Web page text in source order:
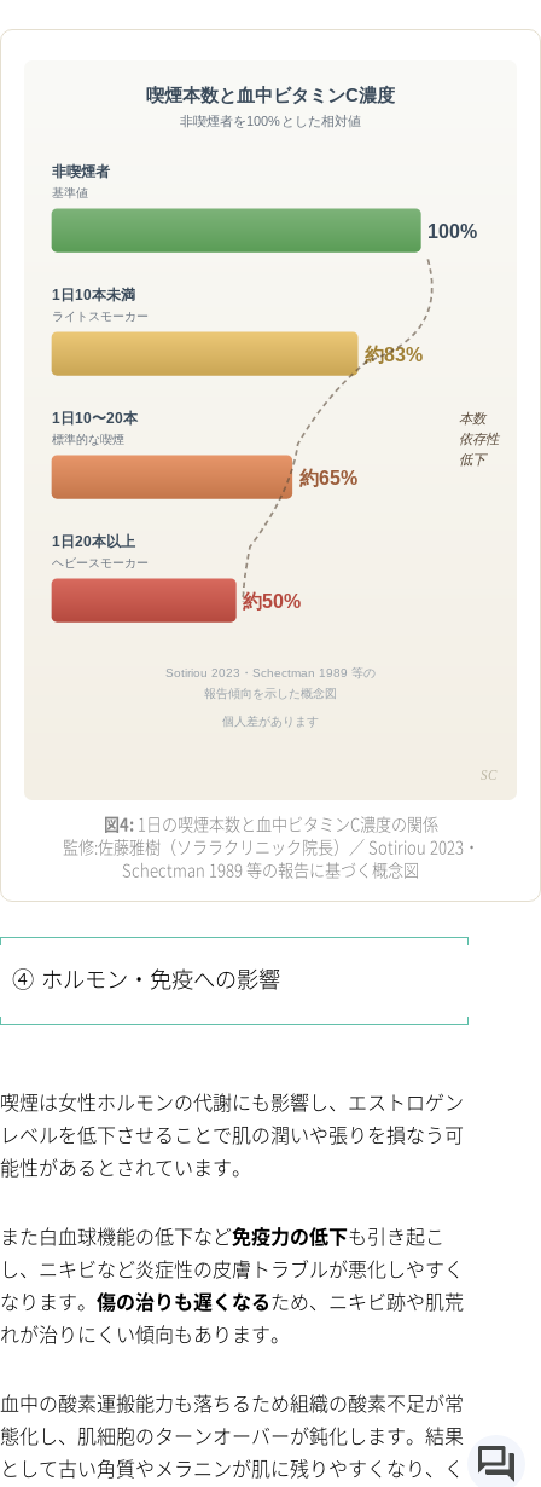
喫煙本数と血中ビタミンC濃度
非喫煙者を100%とした相対値
非喫煙者
基準値
100%
1日10本未満
ライトスモーカー
約83%
1日10〜20本
標準的な喫煙
約65%
1日20本以上
ヘビースモーカー
約50%
本数
依存性
低下
Sotiriou 2023・Schectman 1989 等の
報告傾向を示した概念図
個人差があります
SC
図4:1日の喫煙本数と血中ビタミンC濃度の関係
監修:佐藤雅樹（ソララクリニック院長）／ Sotiriou 2023・
Schectman 1989 等の報告に基づく概念図
④ ホルモン・免疫への影響
喫煙は女性ホルモンの代謝にも影響し、エストロゲン
レベルを低下させることで肌の潤いや張りを損なう可
能性があるとされています。
また白血球機能の低下など免疫力の低下も引き起こ
し、ニキビなど炎症性の皮膚トラブルが悪化しやすく
なります。 傷の治りも遅くなるため、ニキビ跡や肌荒
れが治りにくい傾向もあります。
血中の酸素運搬能力も落ちるため組織の酸素不足が常
態化し、肌細胞のターンオーバーが鈍化します。結果
として古い角質やメラニンが肌に残りやすくなり、く